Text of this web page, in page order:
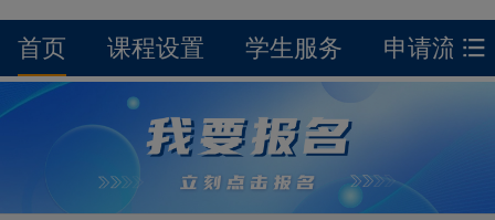
首页 课程设置 学生服务 申请流程